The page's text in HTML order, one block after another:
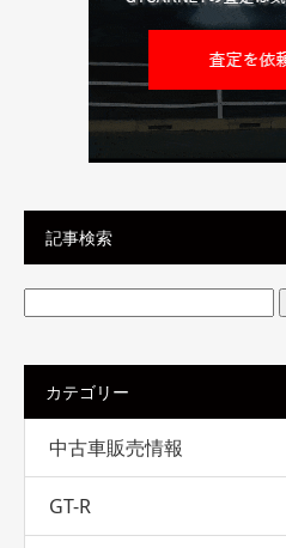
記事検索
検
索:
カテゴリー
中古車販売情報
GT-R